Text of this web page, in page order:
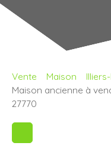
Vente Maison
Maison ancienne à
27770